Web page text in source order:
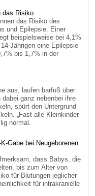
das Risiko
das Risiko des
und Epilepsie. Einer
beispielsweise bei 4,1%
Jährigen eine Epilepsie
bis 1,7% in der
aus, laufen barfuß über
ganz nebenbei ihre
spürt den Untergrund
„Fast alle Kleinkinder
normal.
Gabe bei Neugeborenen
dass Babys, die
bis zum Alter von
für Blutungen jeglicher
für intrakranielle